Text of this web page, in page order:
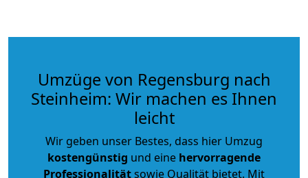
Umzüge von Regensburg nach
Steinheim: Wir machen es Ihnen
leicht
Wir geben unser Bestes, dass hier Umzug
kostengünstig und eine hervorragende
Professionalitätsowie Qualität bietet. Mit